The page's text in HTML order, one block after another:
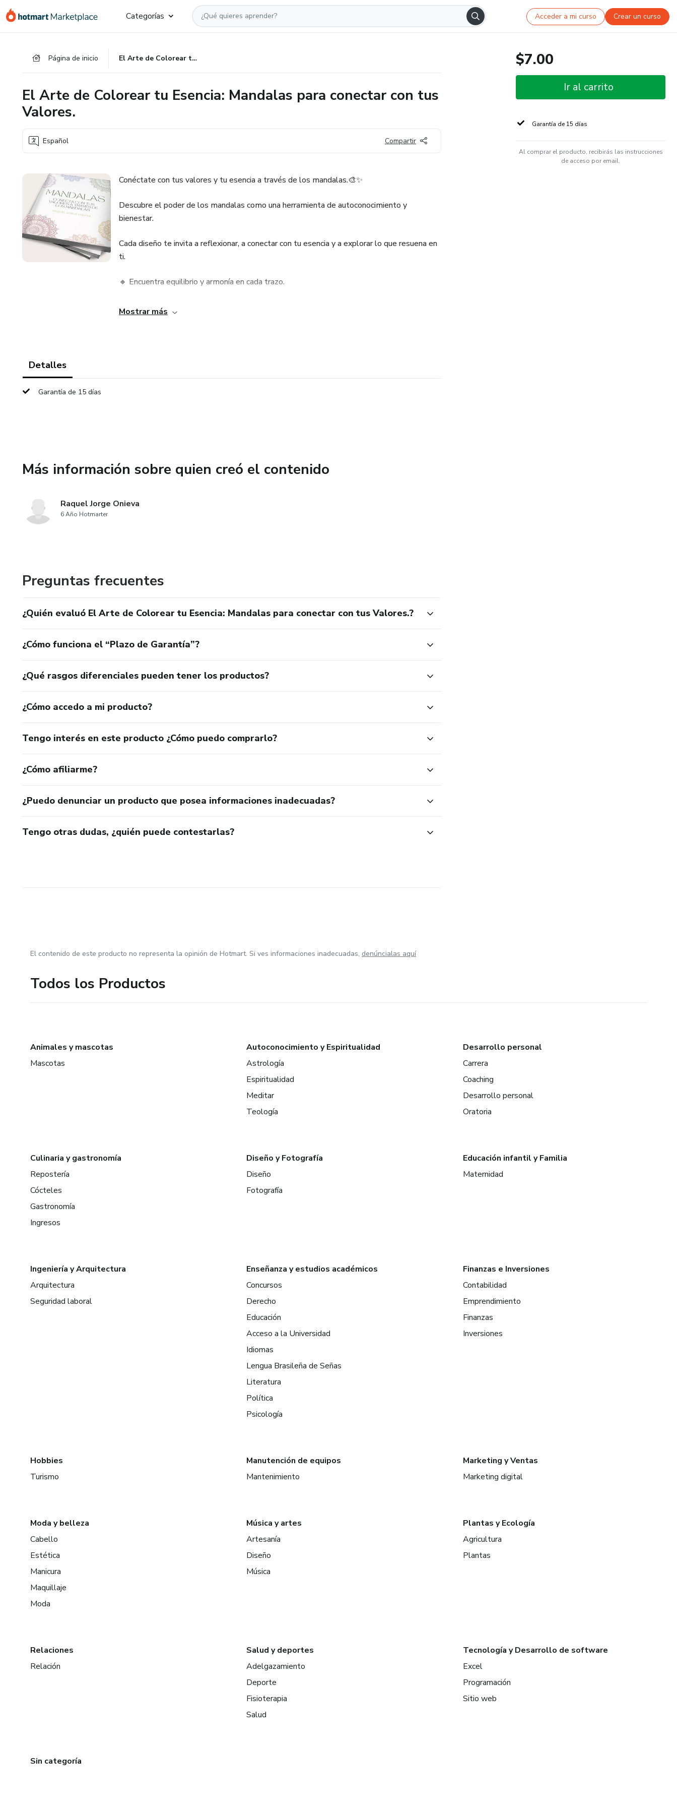
Categorías Acceder a mi curso Crear un curso
Página de inicio El Arte de Colorear tu Esencia: Mandalas para conectar con tus Valores.
El Arte de Colorear tu Esencia: Mandalas para conectar con tus
Valores.
Español Compartir
Conéctate con tus valores y tu esencia a través de los mandalas.🎨✨
Descubre el poder de los mandalas como una herramienta de autoconocimiento y
bienestar.
Cada diseño te invita a reflexionar, a conectar con tu esencia y a explorar lo que resuena en
ti.
🔸 Encuentra equilibrio y armonía en cada trazo.
🔸 Descubre qué mensajes tienen para ti cada mandala.
Mostrar más
Detalles
Garantía de 15 días
Más información sobre quien creó el contenido
Raquel Jorge Onieva
6 Año Hotmarter
Preguntas frecuentes
¿Quién evaluó El Arte de Colorear tu Esencia: Mandalas para conectar con tus Valores.?
¿Cómo funciona el “Plazo de Garantía”?
¿Qué rasgos diferenciales pueden tener los productos?
¿Cómo accedo a mi producto?
Tengo interés en este producto ¿Cómo puedo comprarlo?
¿Cómo afiliarme?
¿Puedo denunciar un producto que posea informaciones inadecuadas?
Tengo otras dudas, ¿quién puede contestarlas?
$7.00
Ir al carrito
Garantía de 15 días
Al comprar el producto, recibirás las instrucciones
de acceso por email.
El contenido de este producto no representa la opinión de Hotmart. Si ves informaciones inadecuadas, denúncialas aquí
Todos los Productos
Animales y mascotas
Mascotas
Autoconocimiento y Espiritualidad
Astrología
Espiritualidad
Meditar
Teología
Desarrollo personal
Carrera
Coaching
Desarrollo personal
Oratoria
Culinaria y gastronomía
Repostería
Cócteles
Gastronomía
Ingresos
Diseño y Fotografía
Diseño
Fotografía
Educación infantil y Familia
Maternidad
Ingeniería y Arquitectura
Arquitectura
Seguridad laboral
Enseñanza y estudios académicos
Concursos
Derecho
Educación
Acceso a la Universidad
Idiomas
Lengua Brasileña de Señas
Literatura
Política
Psicología
Finanzas e Inversiones
Contabilidad
Emprendimiento
Finanzas
Inversiones
Hobbies
Turismo
Manutención de equipos
Mantenimiento
Marketing y Ventas
Marketing digital
Moda y belleza
Cabello
Estética
Manicura
Maquillaje
Moda
Música y artes
Artesanía
Diseño
Música
Plantas y Ecología
Agricultura
Plantas
Relaciones
Relación
Salud y deportes
Adelgazamiento
Deporte
Fisioterapia
Salud
Tecnología y Desarrollo de software
Excel
Programación
Sitio web
Sin categoría